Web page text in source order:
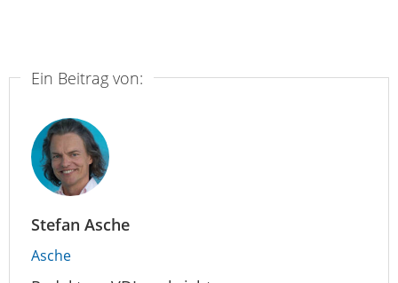
Ein Beitrag von:
Stefan Asche
Asche